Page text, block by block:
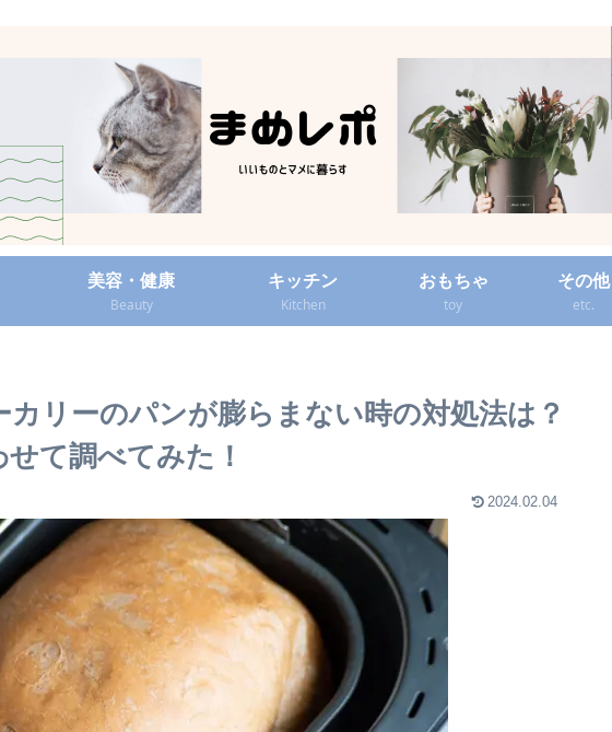
美容・健康
Beauty
キッチン
Kitchen
おもちゃ
toy
その他
etc.
リーのパンが膨らまない時の対処法は？
て調べてみた！
2024.02.04